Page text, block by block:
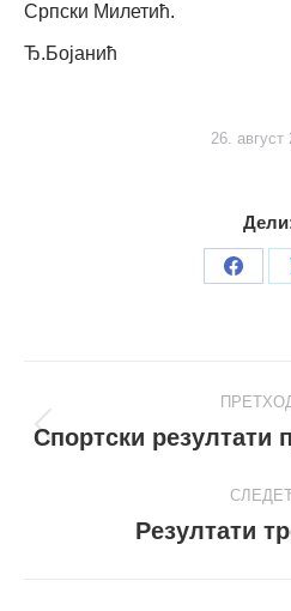
Српски Милетић.
Ђ.Бојанић
26. август
Share
navigation
Спортски резултати
Резултати